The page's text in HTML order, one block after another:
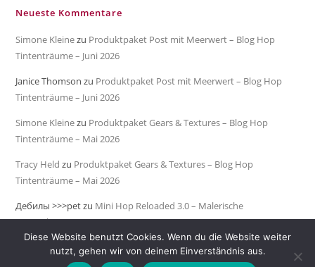
Neueste Kommentare
Simone Kleinezu Produktpaket Post mit Meerwert – Blog Hop
Tintenträume – Juni 2026
Janice Thomson zu Produktpaket Post mit Meerwert – Blog Hop
Tintenträume – Juni 2026
Simone Kleinezu Produktpaket Gears & Textures – Blog Hop
Tintenträume – Mai 2026
Tracy Held zu Produktpaket Gears & Textures – Blog Hop
Tintenträume – Mai 2026
Дебилы >>>petzu Mini Hop Reloaded 3.0 – Malerische
Meeresküste
Diese Website benutzt Cookies. Wenn du die Website weiter
nutzt, gehen wir von deinem Einverständnis aus.